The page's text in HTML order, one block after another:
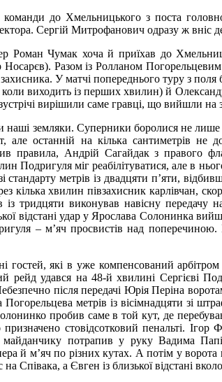
до Хмельницького з поста
Сергій Митрофанович одразу ж вніс
Роман Чумак хоча й приїхав до
Разом із Ролланом
У матчі попереднього туру з
коли виходить із перших хвилин) й
вирішили саме гравці, що вийшли на
наші земляки. Суперники боролися не
але останній на кілька сантиметрів
правила, Андрій Сагайдак з правого
міг реабілітуватися, але в
метрів із двадцяти п’яти,
кілька хвилин півзахисник карлівчан,
тридцяти виконував навісну передачу
відстані удар у Ярослава Солонинка
– м’яч просвистів над
гостей, які в уже компенсований
рейд удався на 48-й хвилині Сергієві
після передачі Юрія Періна
метрів із вісімнадцяти зі
пробив саме в той кут, де
стовідсотковий пенальті.
потрапив у руку Вадима
й м’яч по різних кутах. А потім у ворота
а Євген із близької відстані